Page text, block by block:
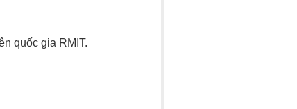
quốc gia RMIT.